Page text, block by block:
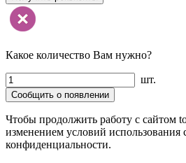
Какое количество Вам нужно?
шт.
Сообщить о появлении
Чтобы продолжить работу с сайтом
изменением условий использования
конфиденциальности.